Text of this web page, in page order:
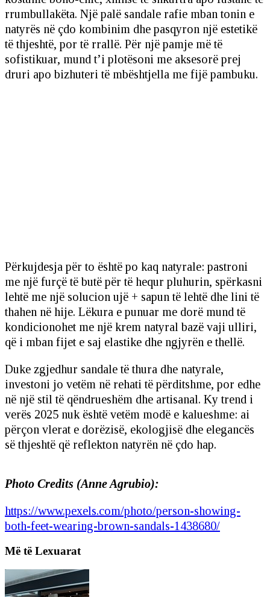
rrumbullakëta. Një palë sandale rafie mban tonin e
natyrës në çdo kombinim dhe pasqyron një estetikë
të thjeshtë, por të rrallë. Për një pamje më të
sofistikuar, mund t’i plotësoni me aksesorë prej
druri apo bizhuteri të mbështjella me fijë pambuku.
Përkujdesja për to është po kaq natyrale: pastroni
me një furçë të butë për të hequr pluhurin, spërkasni
lehtë me një solucion ujë + sapun të lehtë dhe lini të
thahen në hije. Lëkura e punuar me dorë mund të
kondicionohet me një krem natyral bazë vaji ulliri,
që i mban fijet e saj elastike dhe ngjyrën e thellë.
Duke zgjedhur sandale të thura dhe natyrale,
investoni jo vetëm në rehati të përditshme, por edhe
në një stil të qëndrueshëm dhe artisanal. Ky trend i
verës 2025 nuk është vetëm modë e kalueshme: ai
përçon vlerat e dorëzisë, ekologjisë dhe elegancës
së thjeshtë që reflekton natyrën në çdo hap.
Photo Credits (Anne Agrubio):
https://www.pexels.com/photo/person-showing-
both-feet-wearing-brown-sandals-1438680/
Më të Lexuarat